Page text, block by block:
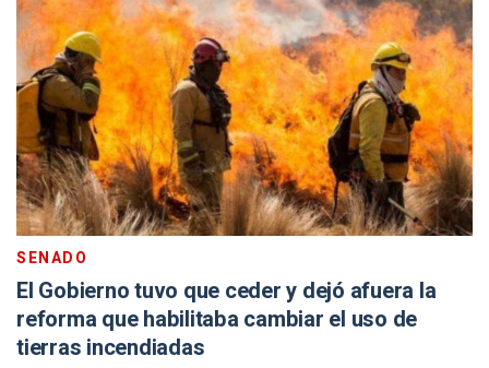
SENADO
El Gobierno tuvo que ceder y dejó afuera la
reforma que habilitaba cambiar el uso de
tierras incendiadas